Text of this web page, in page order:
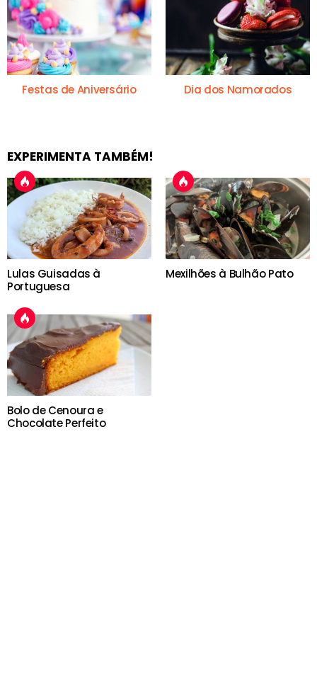
Festas de Aniversário Dia dos Namorados
EXPERIMENTA TAMBÉM!
Lulas Guisadas à
Portuguesa
Mexilhões à Bulhão Pato
Bolo de Cenoura e
Chocolate Perfeito